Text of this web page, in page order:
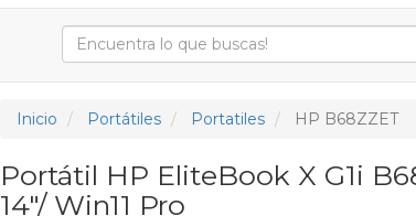
Inicio Portátiles Portatiles HP B68ZZET
Portátil HP EliteBook X G1i
14"/ Win11 Pro